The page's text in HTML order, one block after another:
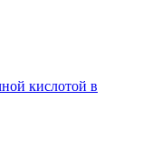
кислотой в